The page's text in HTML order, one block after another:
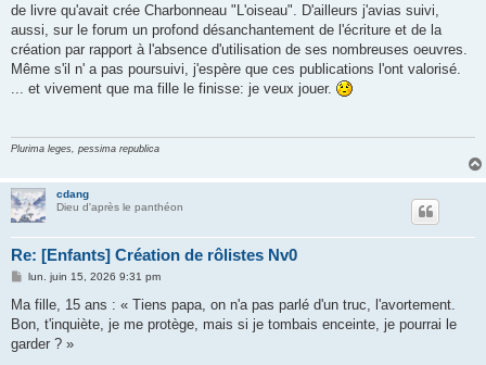
de livre qu'avait crée Charbonneau "L'oiseau". D'ailleurs j'avias suivi,
aussi, sur le forum un profond désanchantement de l'écriture et de la
création par rapport à l'absence d'utilisation de ses nombreuses oeuvres.
Même s'il n' a pas poursuivi, j'espère que ces publications l'ont valorisé.
... et vivement que ma fille le finisse: je veux jouer.
Plurima leges, pessima republica
cdang
Dieu d'après le panthéon
Re: [Enfants] Création de rôlistes Nv0
M
s
a
g
lun. juin 15, 2026 9:31 pm
Ma fille, 15 ans : « Tiens papa, on n'a pas parlé d'un truc, l'avortement.
Bon, t'inquiète, je me protège, mais si je tombais enceinte, je pourrai le
garder ? »